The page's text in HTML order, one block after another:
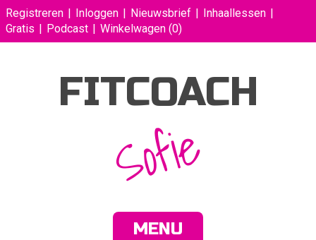
Registreren Inloggen Nieuwsbrief
Inhaallessen
Gratis
Podcast Winkelwagen (0)
FITCOACH
Sofie
MENU